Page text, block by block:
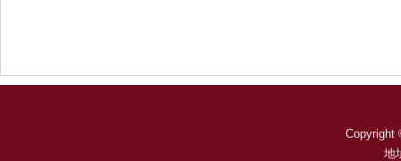
Copyright
地